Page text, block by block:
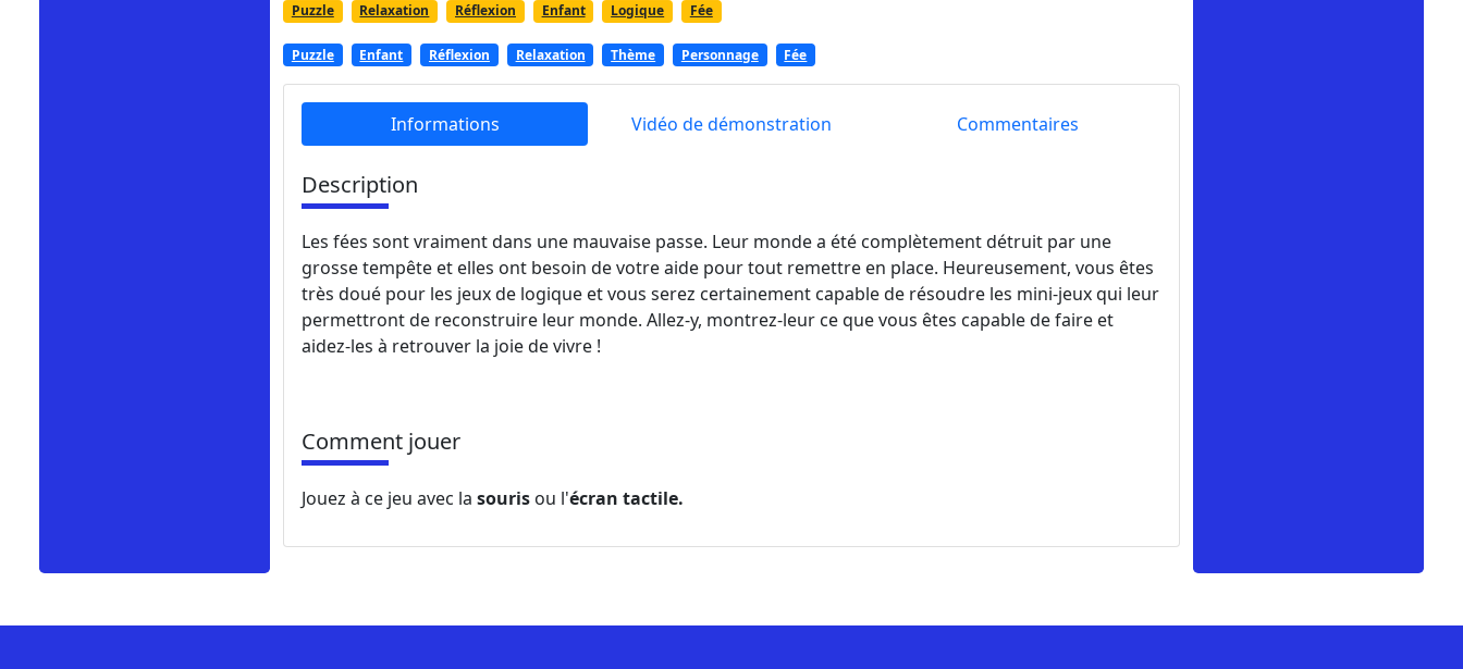
Puzzle Relaxation Réflexion Enfant Logique Fée
Puzzle Enfant Réflexion Relaxation Thème Personnage Fée
Informations Vidéo de démonstration Commentaires
Description
Les fées sont vraiment dans une mauvaise passe. Leur monde a été complètement détruit par une
grosse tempête et elles ont besoin de votre aide pour tout remettre en place. Heureusement, vous êtes
très doué pour les jeux de logique et vous serez certainement capable de résoudre les mini-jeux qui leur
permettront de reconstruire leur monde. Allez-y, montrez-leur ce que vous êtes capable de faire et
aidez-les à retrouver la joie de vivre !
Comment jouer
Jouez à ce jeu avec la souris ou l'écran tactile.